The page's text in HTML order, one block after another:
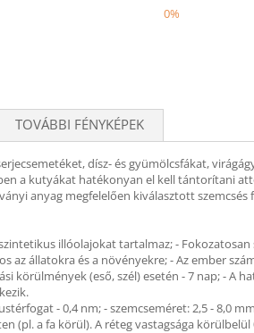
0%
TOVÁBBI FÉNYKÉPEK
dísz- és gyümölcsfákat,
a kutyákat hatékonyan el kell tántorítani
anyag megfelelően kiválasztott
illóolajokat tartalmaz; -
állatokra és a növényekre; - Az ember
körülmények (eső, szél) esetén - 7 nap; - A
- 0,4 nm; - szemcseméret: 2,5 - 8,0
(pl. a fa körül). A réteg vastagsága